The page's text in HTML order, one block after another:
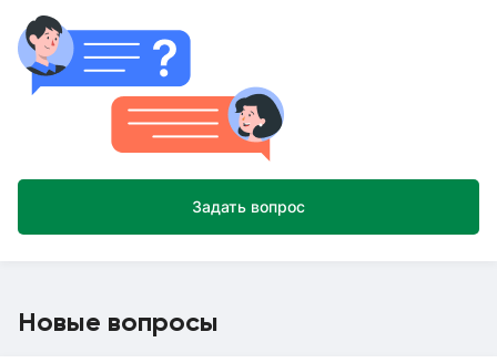
Задать вопрос
Новые вопросы